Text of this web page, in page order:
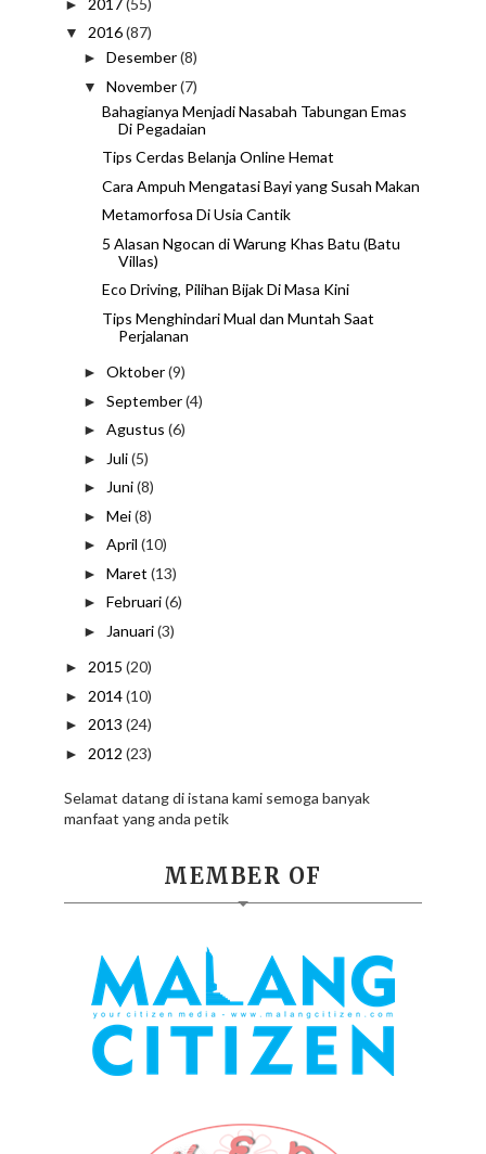
► 2017(55)
▼ 2016(87)
► Desember(8)
▼ November(7)
Bahagianya Menjadi Nasabah Tabungan Emas
Di Pegadaian
Tips Cerdas Belanja Online Hemat
Cara Ampuh Mengatasi Bayi yang Susah Makan
Metamorfosa Di Usia Cantik
5 Alasan Ngocan di Warung Khas Batu (Batu
Villas)
Eco Driving, Pilihan Bijak Di Masa Kini
Tips Menghindari Mual dan Muntah Saat
Perjalanan
► Oktober(9)
► September(4)
► Agustus (6)
► Juli(5)
► Juni(8)
► Mei(8)
► April (10)
► Maret (13)
► Februari(6)
► Januari(3)
► 2015 (20)
► 2014(10)
► 2013 (24)
► 2012 (23)
Selamat datang di istana kami semoga banyak
manfaat yang anda petik
MEMBER OF